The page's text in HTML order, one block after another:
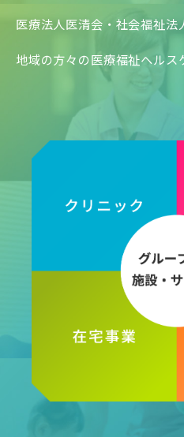
医療法人医清会・社会福祉法
地域の方々の医療福祉ヘルス